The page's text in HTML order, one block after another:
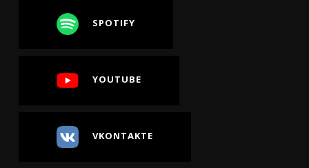
SPOTIFY
YOUTUBE
VKONTAKTE